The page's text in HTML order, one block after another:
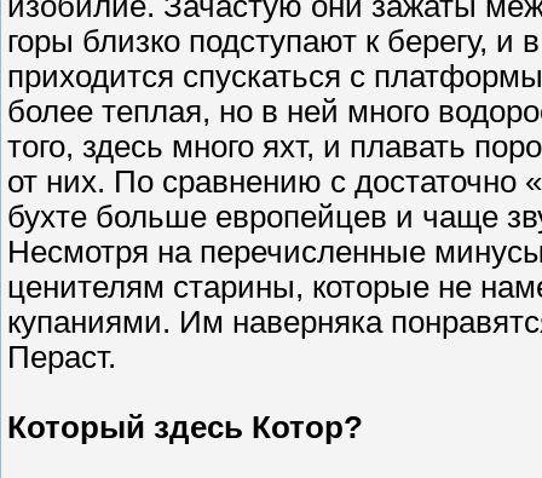
горы близко подступают к берегу, и
приходится спускаться с
более теплая, но в ней много
того, здесь много яхт, и плавать
от них. По сравнению с достаточно
бухте больше европейцев и чаще
Несмотря на перечисленные
ценителям старины, которые не
купаниями. Им наверняка
Пераст.
Который здесь Котор?